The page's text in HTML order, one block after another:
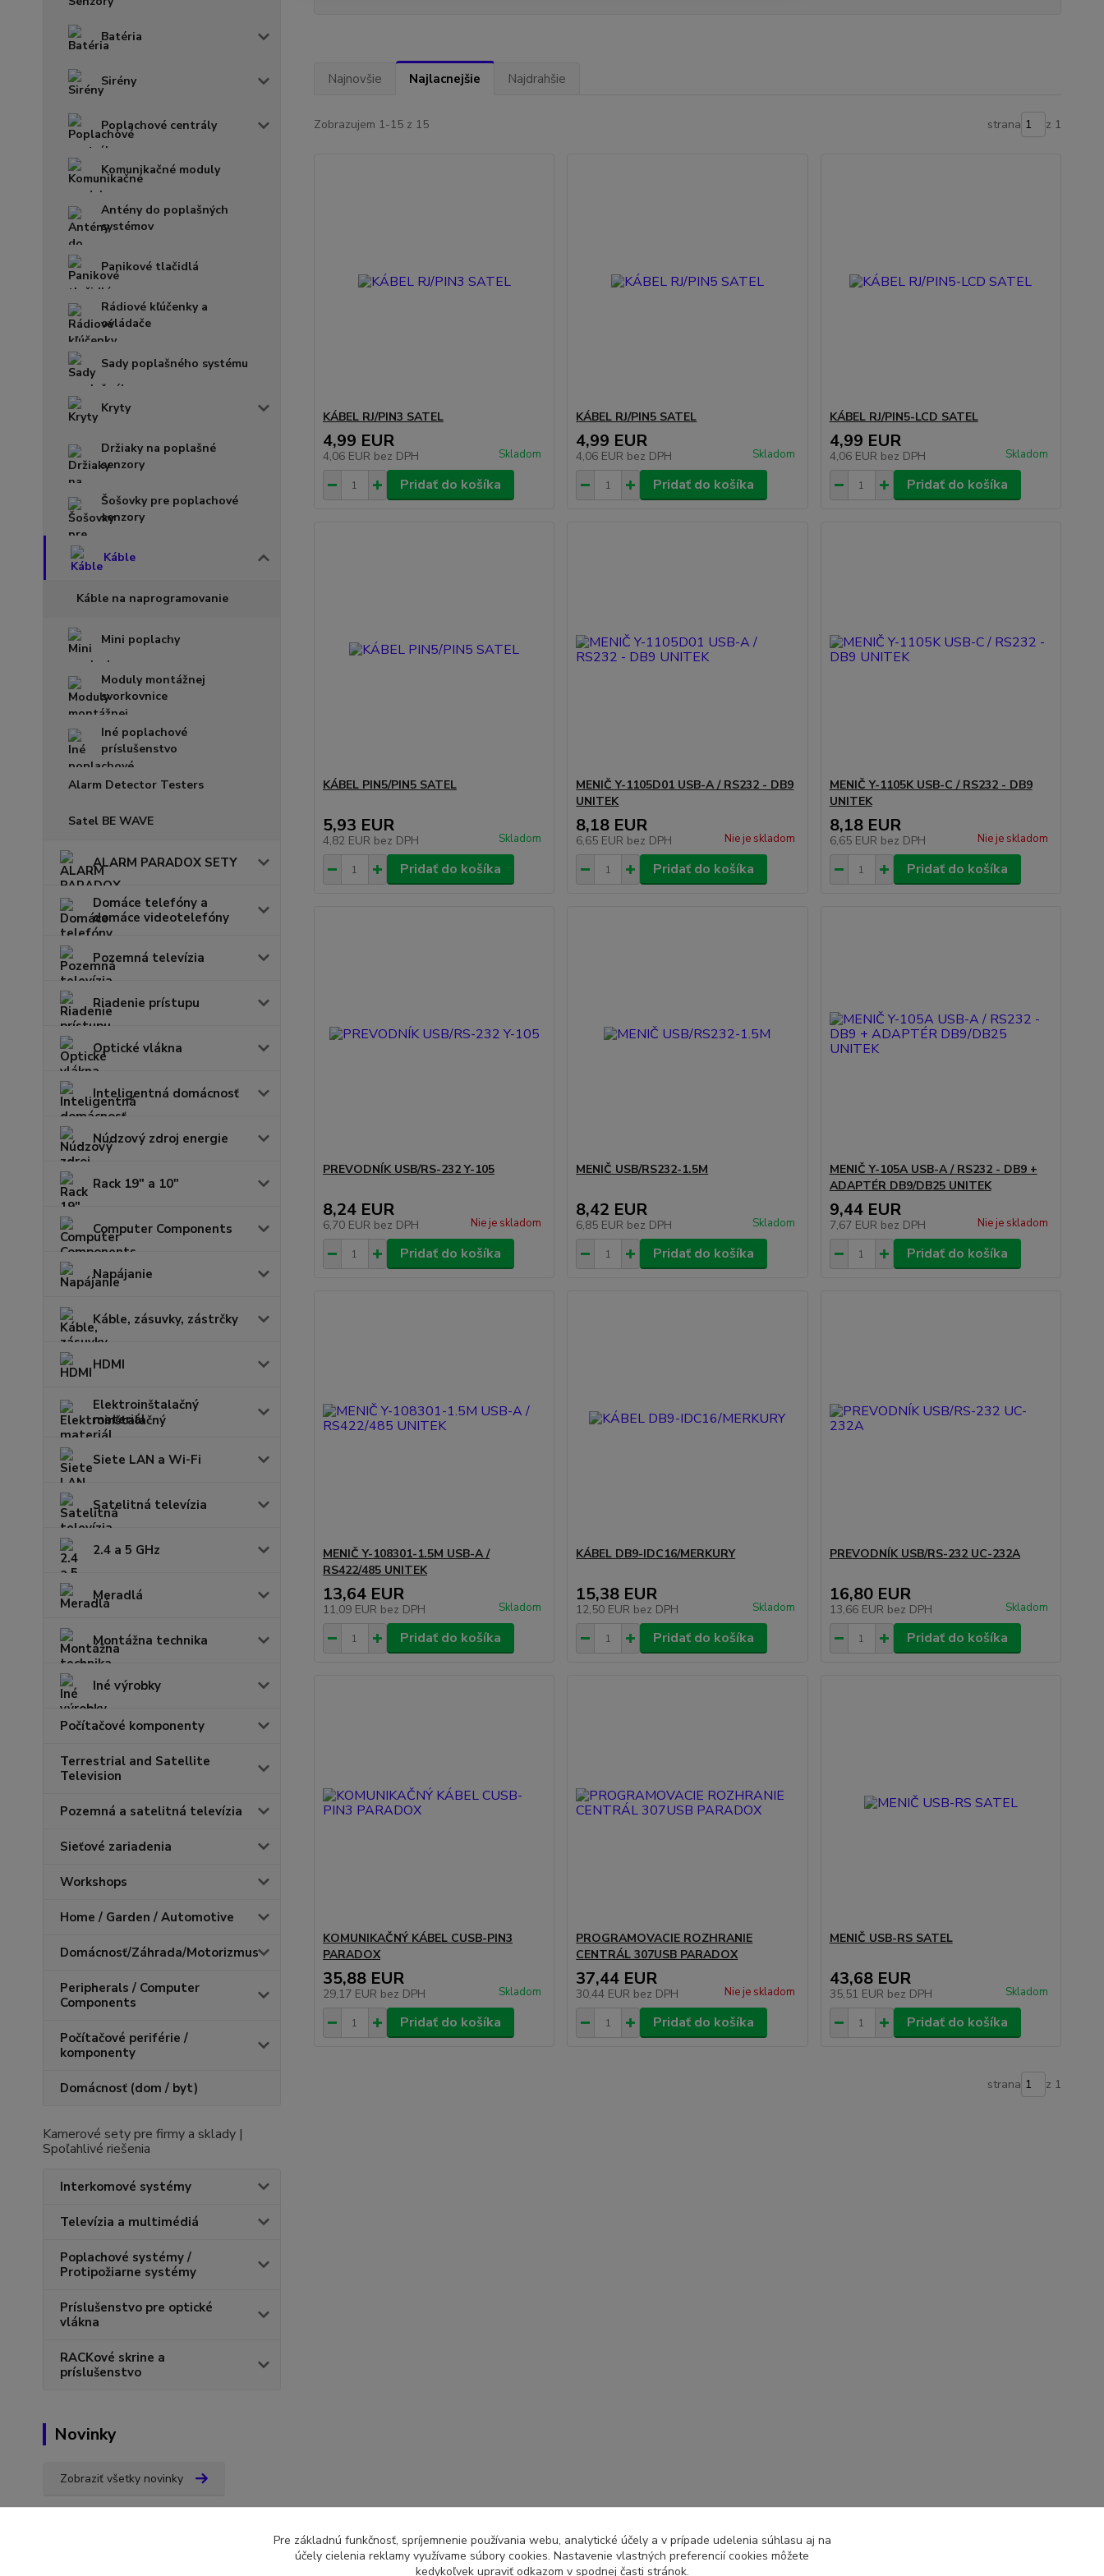
Batéria
Sirény
Poplachové centrály
Komunikačné moduly
Antény do poplašných
systémov
Panikové tlačidlá
Rádiové kľúčenky a
ovládače
Sady poplašného systému
Kryty
Držiaky na poplašné
senzory
Šošovky pre poplachové
senzory
Káble
Káble na naprogramovanie
Mini poplachy
Moduly montážnej
svorkovnice
Iné poplachové
príslušenstvo
Alarm Detector Testers
Satel BE WAVE
ALARM PARADOX SETY
Domáce telefóny a
domáce videotelefóny
Pozemná televízia
Riadenie prístupu
Optické vlákna
Inteligentná domácnosť
Núdzový zdroj energie
Rack 19" a 10"
Computer Components
Napájanie
Káble, zásuvky, zástrčky
HDMI
Elektroinštalačný
materiál
Siete LAN a Wi-Fi
Satelitná televízia
2.4 a 5 GHz
Meradlá
Montážna technika
Iné výrobky
Počítačové komponenty
Terrestrial and Satellite
Television
Pozemná a satelitná televízia
Sieťové zariadenia
Workshops
Home / Garden / Automotive
Domácnosť/Záhrada/Motorizmus
Peripherals / Computer
Components
Počítačové periférie /
komponenty
Domácnosť (dom / byt)
Kamerové sety pre firmy a sklady |
Spoľahlivé riešenia
Interkomové systémy
Televízia a multimédiá
Poplachové systémy /
Protipožiarne systémy
Príslušenstvo pre optické
vlákna
RACKové skrine a
príslušenstvo
Novinky
Zobraziť všetky novinky
Najnovšie Najlacnejšie Najdrahšie
Zobrazujem 1-15 z 15 strana z 1
KÁBEL RJ/PIN3 SATEL
4,99 EUR
4,06 EUR bez DPH Skladom
Pridať do košíka
KÁBEL RJ/PIN5 SATEL
4,99 EUR
4,06 EUR bez DPH Skladom
Pridať do košíka
KÁBEL RJ/PIN5-LCD SATEL
4,99 EUR
4,06 EUR bez DPH Skladom
Pridať do košíka
KÁBEL PIN5/PIN5 SATEL
5,93 EUR
4,82 EUR bez DPH Skladom
Pridať do košíka
MENIČ Y-1105D01 USB-A / RS232 - DB9
UNITEK
8,18 EUR
6,65 EUR bez DPH Nie je skladom
Pridať do košíka
MENIČ Y-1105K USB-C / RS232 - DB9
UNITEK
8,18 EUR
6,65 EUR bez DPH Nie je skladom
Pridať do košíka
PREVODNÍK USB/RS-232 Y-105
8,24 EUR
6,70 EUR bez DPH Nie je skladom
Pridať do košíka
MENIČ USB/RS232-1.5M
8,42 EUR
6,85 EUR bez DPH Skladom
Pridať do košíka
MENIČ Y-105A USB-A / RS232 - DB9 +
ADAPTÉR DB9/DB25 UNITEK
9,44 EUR
7,67 EUR bez DPH Nie je skladom
Pridať do košíka
MENIČ Y-108301-1.5M USB-A /
RS422/485 UNITEK
13,64 EUR
11,09 EUR bez DPH Skladom
Pridať do košíka
KÁBEL DB9-IDC16/MERKURY
15,38 EUR
12,50 EUR bez DPH Skladom
Pridať do košíka
PREVODNÍK USB/RS-232 UC-232A
16,80 EUR
13,66 EUR bez DPH Skladom
Pridať do košíka
KOMUNIKAČNÝ KÁBEL CUSB-PIN3
PARADOX
35,88 EUR
29,17 EUR bez DPH Skladom
Pridať do košíka
PROGRAMOVACIE ROZHRANIE
CENTRÁL 307USB PARADOX
37,44 EUR
30,44 EUR bez DPH Nie je skladom
Pridať do košíka
MENIČ USB-RS SATEL
43,68 EUR
35,51 EUR bez DPH Skladom
Pridať do košíka
strana z 1
Pre základnú funkčnosť, spríjemnenie používania webu, analytické účely a v prípade udelenia súhlasu aj na
účely cielenia reklamy využívame súbory cookies. Nastavenie vlastných preferencií cookies môžete
kedykoľvek upraviť odkazom v spodnej časti stránok.